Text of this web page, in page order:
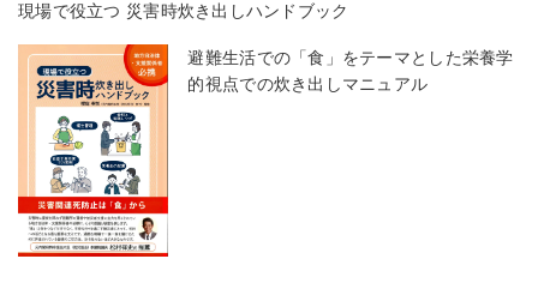
現場で役立つ 災害時炊き出しハンドブック
避難生活での「食」をテーマとした栄養学
的視点での炊き出しマニュアル